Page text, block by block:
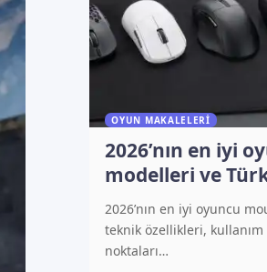
OYUN MAKALELERI
2026’nın en iyi
modelleri ve
2026’nın en iyi oyuncu
teknik özellikleri, kullanım
noktaları…